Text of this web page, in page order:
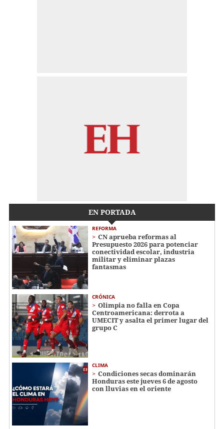
EN PORTADA
REFORMA
CN aprueba reformas al
Presupuesto 2026 para potenciar
conectividad escolar, industria
militar y eliminar plazas
fantasmas
CRÓNICA
Olimpia no falla en Copa
Centroamericana: derrota a
UMECIT y asalta el primer lugar del
grupo C
CLIMA
Condiciones secas dominarán
Honduras este jueves 6 de agosto
con lluvias en el oriente